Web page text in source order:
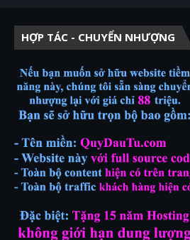
HỢP TÁC - CHUYỂN NHƯỢNG